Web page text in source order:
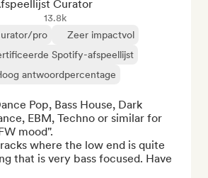
Curator
13.8k
pro
Zeer impactvol
Spotify-afspeellijst
antwoordpercentage
Pop, Bass House, Dark
EBM, Techno or similar for
mood".
where the low end is quite
that is very bass focused. Have